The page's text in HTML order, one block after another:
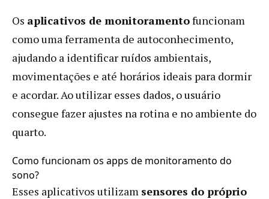
Os aplicativos de monitoramentofuncionam
como uma ferramenta de autoconhecimento,
ajudando a identificar ruídos ambientais,
movimentações e até horários ideais para dormir
e acordar. Ao utilizar esses dados, o usuário
consegue fazer ajustes na rotina e no ambiente do
quarto.
Como funcionam os apps de monitoramento do
sono?
Esses aplicativos utilizam sensores do próprio